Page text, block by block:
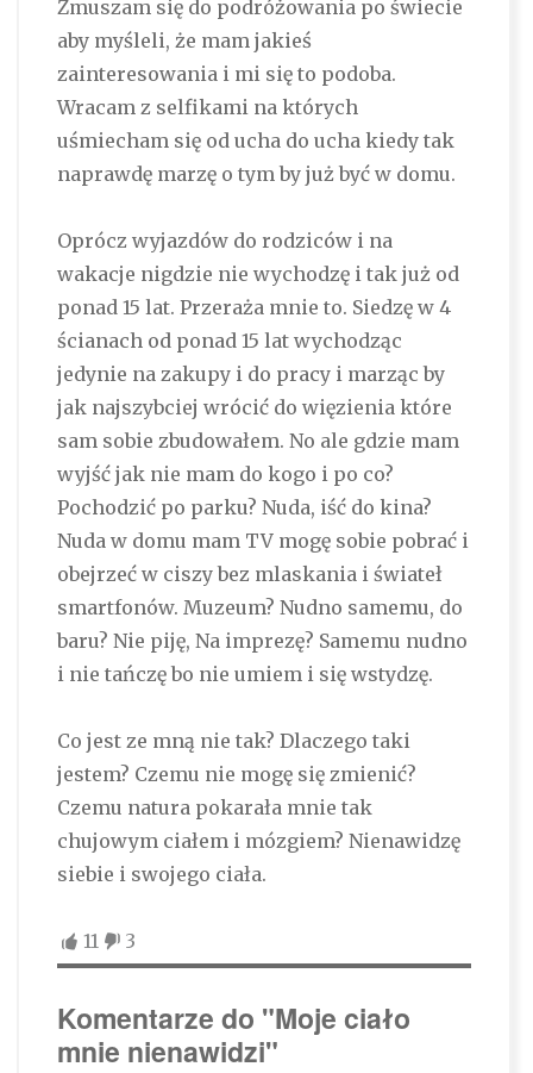
Zmuszam się do podróżowania po świecie
aby myśleli, że mam jakieś
zainteresowania i mi się to podoba.
Wracam z selfikami na których
uśmiecham się od ucha do ucha kiedy tak
naprawdę marzę o tym by już być w domu.
Oprócz wyjazdów do rodziców i na
wakacje nigdzie nie wychodzę i tak już od
ponad 15 lat. Przeraża mnie to. Siedzę w 4
ścianach od ponad 15 lat wychodząc
jedynie na zakupy i do pracy i marząc by
jak najszybciej wrócić do więzienia które
sam sobie zbudowałem. No ale gdzie mam
wyjść jak nie mam do kogo i po co?
Pochodzić po parku? Nuda, iść do kina?
Nuda w domu mam TV mogę sobie pobrać i
obejrzeć w ciszy bez mlaskania i świateł
smartfonów. Muzeum? Nudno samemu, do
baru? Nie piję, Na imprezę? Samemu nudno
i nie tańczę bo nie umiem i się wstydzę.
Co jest ze mną nie tak? Dlaczego taki
jestem? Czemu nie mogę się zmienić?
Czemu natura pokarała mnie tak
chujowym ciałem i mózgiem? Nienawidzę
siebie i swojego ciała.
11 3
Komentarze do "Moje ciało
mnie nienawidzi"